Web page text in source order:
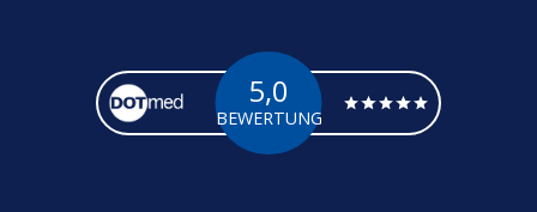
5,0
BEWERTUNG